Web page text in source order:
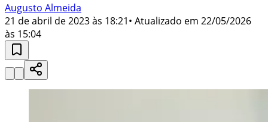
Augusto Almeida
21 de abril de 2023 às 18:21• Atualizado em 22/05/2026
às 15:04